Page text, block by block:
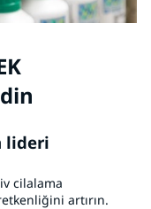
lideri
cilalama
artırın.